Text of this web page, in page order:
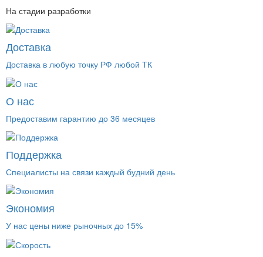
На стадии разработки
Доставка
Доставка в любую точку РФ любой ТК
О нас
Предоставим гарантию до 36 месяцев
Поддержка
Специалисты на связи каждый будний день
Экономия
У нас цены ниже рыночных до 15%